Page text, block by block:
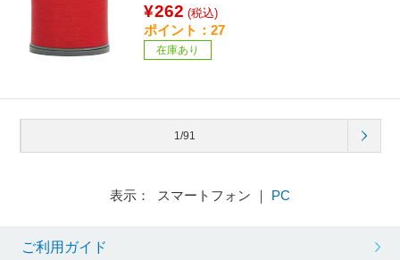
¥262 (税込)
ポイント：27
在庫あり
1/91
表示： スマートフォン ｜ PC
ご利用ガイド